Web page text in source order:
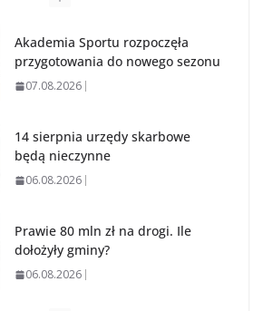
Akademia Sportu rozpoczęła
przygotowania do nowego sezonu
07.08.2026
14 sierpnia urzędy skarbowe
będą nieczynne
06.08.2026
Prawie 80 mln zł na drogi. Ile
dołożyły gminy?
06.08.2026